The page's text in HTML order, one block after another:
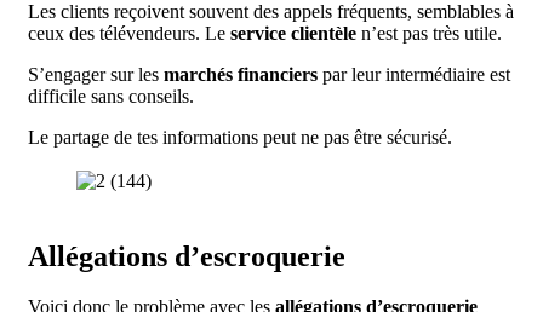
Les clients reçoivent souvent des appels fréquents, semblables à
ceux des télévendeurs. Le service clientèle n’est pas très utile.
S’engager sur les marchés financiers par leur intermédiaire est
difficile sans conseils.
Le partage de tes informations peut ne pas être sécurisé.
Allégations d’escroquerie
Voici donc le problème avec les allégations d’escroquerie